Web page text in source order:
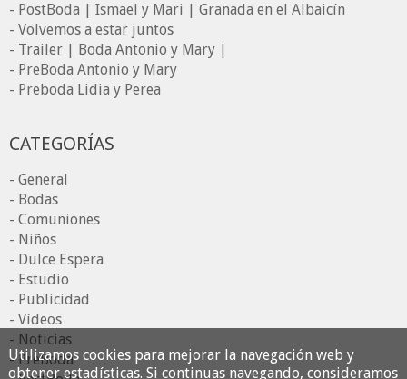
- PostBoda | Ismael y Mari | Granada en el Albaicín
- Volvemos a estar juntos
- Trailer | Boda Antonio y Mary |
- PreBoda Antonio y Mary
- Preboda Lidia y Perea
CATEGORÍAS
- General
- Bodas
- Comuniones
- Niños
- Dulce Espera
- Estudio
- Publicidad
- Vídeos
- Noticias
- PreBoda
Utilizamos cookies para mejorar la navegación web y
obtener estadísticas. Si continuas navegando, consideramos